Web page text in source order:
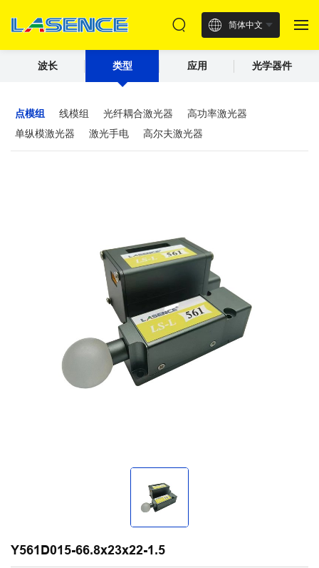
简体中文
波长 类型 应用 光学器件
点模组 线模组 光纤耦合激光器
高功率激光器
单纵模激光器
激光手电 高尔夫激光器
Y561D015-66.8x23x22-1.5